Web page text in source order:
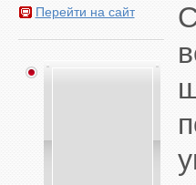
Перейти на сайт